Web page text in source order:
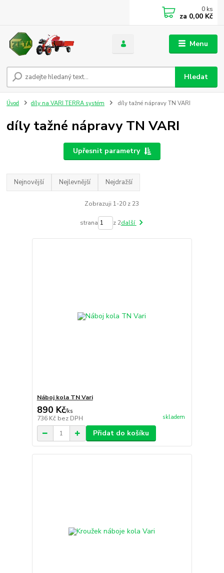
Menu
Hledat
0 ks
za 0,00 Kč
Úvod díly na VARI TERRA systém díly tažné nápravy TN VARI
díly tažné nápravy TN VARI
Upřesnit parametry
Nejnovější Nejlevnější Nejdražší
Zobrazuji 1-20 z 23
strana z 2další
Náboj kola TN Vari
890 Kč/ks
736 Kč bez DPH skladem
Přidat do košíku